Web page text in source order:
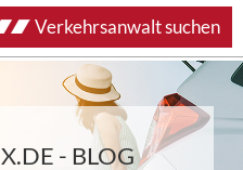
- BLOG
Verkehrsanwalt suchen